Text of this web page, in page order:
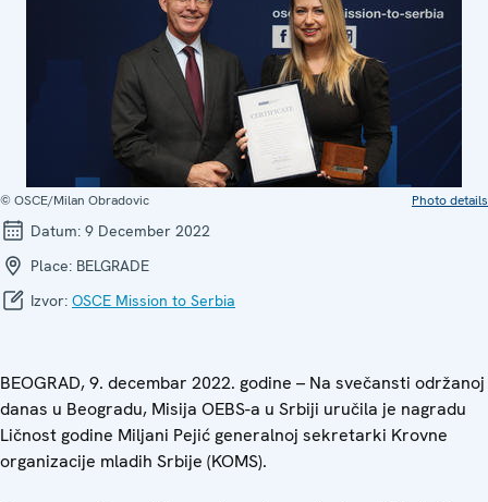
© OSCE/Milan Obradovic Photo details
Datum: 9 December 2022
Place: BELGRADE
Izvor: OSCE Mission to Serbia
BEOGRAD, 9. decembar 2022. godine – Na svečansti održanoj
danas u Beogradu, Misija OEBS-a u Srbiji uručila je nagradu
Ličnost godine Miljani Pejić generalnoj sekretarki Krovne
organizacije mladih Srbije (KOMS).